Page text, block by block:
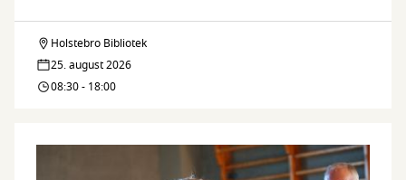
Legedalen
–
venner
Holstebro Bibliotek
25. august 2026
08:30 - 18:00